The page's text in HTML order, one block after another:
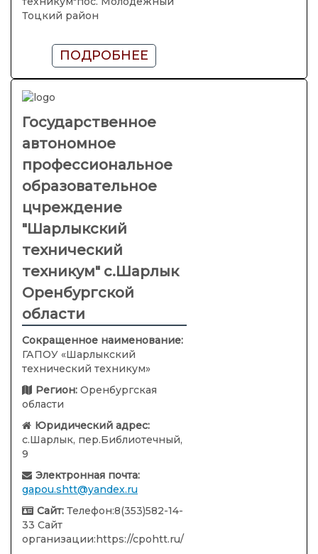
Тоцкий район
ПОДРОБНЕЕ
Государственное
автономное
профессиональное
образовательное
цчреждение
"Шарлыкский
технический
техникум" с.Шарлык
Оренбургской
области
Сокращенное наименование:
ГАПОУ «Шарлыкский
технический техникум»
Регион: Оренбургская
области
Юридический адрес:
с.Шарлык, пер.Библиотечный,
9
Электронная почта:
gapou.shtt@yandex.ru
Сайт: Телефон:8(353)582-14-
33 Сайт
организации:https://cpohtt.ru/